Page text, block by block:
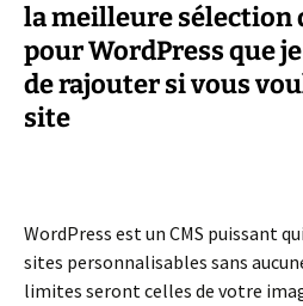
la meilleure sélection
pour WordPress que
de rajouter si vous
site
WordPress est un CMS puissant
sites personnalisables sans
limites seront celles de votre